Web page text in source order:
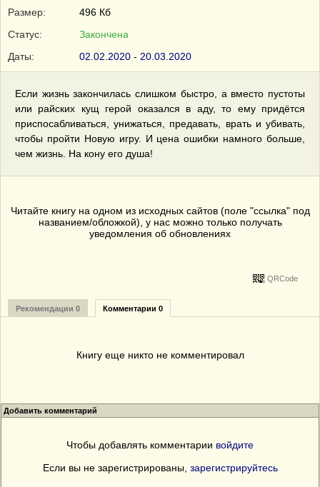
Размер:
496 Кб
Статус:
Закончена
Даты:
02.02.2020 - 20.03.2020
Если жизнь закончилась слишком быстро, а вместо пустоты
или райских кущ герой оказался в аду, то ему придётся
приспосабливаться, унижаться, предавать, врать и убивать,
чтобы пройти Новую игру. И цена ошибки намного больше,
чем жизнь. На кону его душа!
Читайте книгу на одном из исходных сайтов (поле "ссылка" под
названием/обложкой), у нас можно только получать
уведомления об обновлениях
QRCode
Рекомендации 0 Комментарии 0
Книгу еще никто не комментировал
Добавить комментарий
Чтобы добавлять комментарии войдите
Если вы не зарегистрированы, зарегистрируйтесь